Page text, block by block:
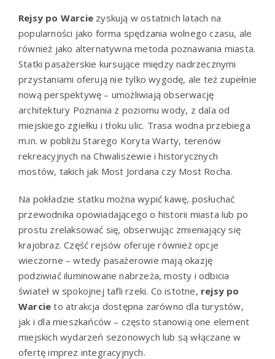
Rejsy po Warcie zyskują w ostatnich latach na
popularności jako forma spędzania wolnego czasu, ale
również jako alternatywna metoda poznawania miasta.
Statki pasażerskie kursujące między nadrzecznymi
przystaniami oferują nie tylko wygodę, ale też zupełnie
nową perspektywę – umożliwiają obserwację
architektury Poznania z poziomu wody, z dala od
miejskiego zgiełku i tłoku ulic. Trasa wodna przebiega
m.in. w pobliżu Starego Koryta Warty, terenów
rekreacyjnych na Chwaliszewie i historycznych
mostów, takich jak Most Jordana czy Most Rocha.
Na pokładzie statku można wypić kawę, posłuchać
przewodnika opowiadającego o historii miasta lub po
prostu zrelaksować się, obserwując zmieniający się
krajobraz. Część rejsów oferuje również opcje
wieczorne – wtedy pasażerowie mają okazję
podziwiać iluminowane nabrzeża, mosty i odbicia
świateł w spokojnej tafli rzeki. Co istotne, rejsy po
Warcie to atrakcja dostępna zarówno dla turystów,
jak i dla mieszkańców – często stanowią one element
miejskich wydarzeń sezonowych lub są włączane w
ofertę imprez integracyjnych.